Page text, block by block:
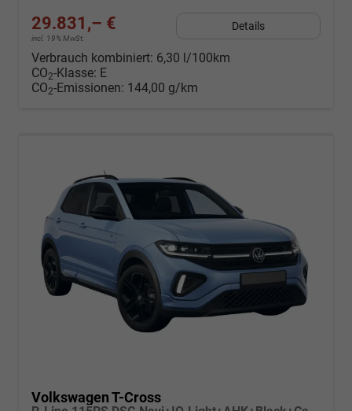
29.831,– €
incl. 19% MwSt.
Details
Verbrauch kombiniert: 6,30 l/100km
CO2-Klasse: E
CO2-Emissionen: 144,00 g/km
Volkswagen T-Cross